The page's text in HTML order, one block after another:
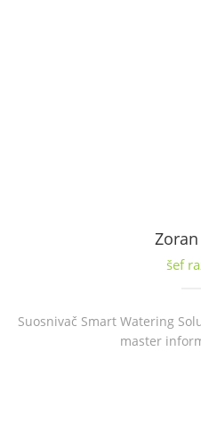
šef
Suosnivač Smart Watering
master